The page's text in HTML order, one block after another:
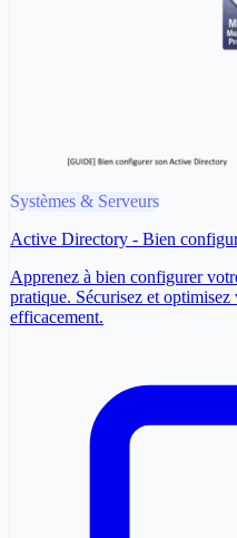
Systèmes & Serveurs
Active Directory - Bien
Apprenez à bien configurer
pratique. Sécurisez et optimisez
efficacement.